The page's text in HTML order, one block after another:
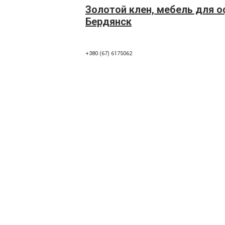
Золотой клен, мебель для
Бердянск
+380 (67) 6175062